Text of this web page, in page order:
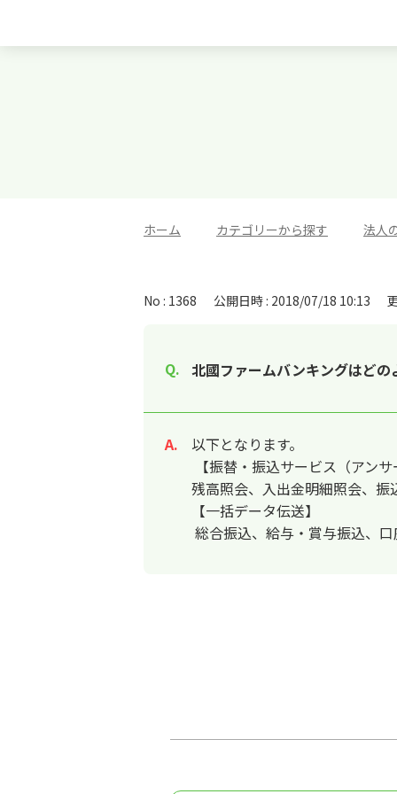
ホーム カテゴリーから探す 法人
No : 1368 公開日時 : 2018/07/18 10:13
北國ファームバンキングはど
回答
以下となります。
【振替・振込サービス（アン
残高照会、入出金明細照会、
【一括データ伝送】
総合振込、給与・賞与振込、